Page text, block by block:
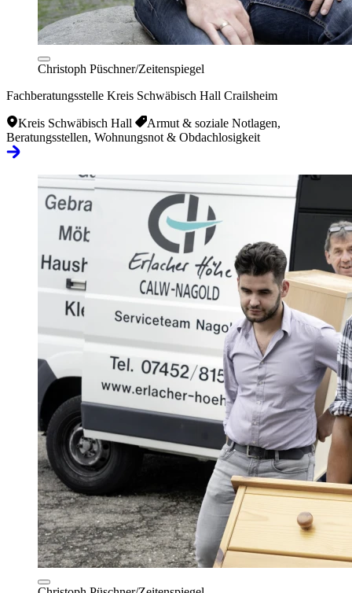
Christoph Püschner/Zeitenspiegel
Fachberatungsstelle Kreis Schwäbisch Hall Crailsheim
Kreis Schwäbisch Hall
Armut & soziale Notlagen,
Beratungsstellen, Wohnungsnot & Obdachlosigkeit